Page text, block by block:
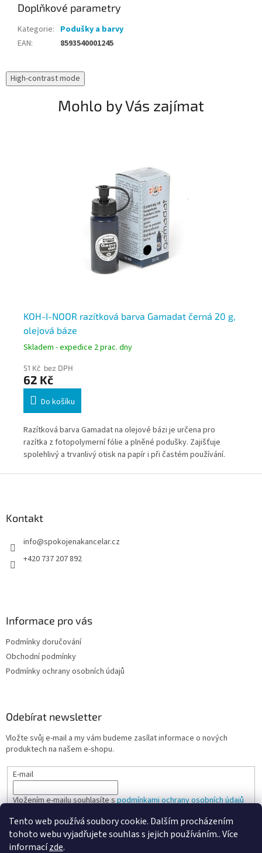
Tento web používá soubory cookie. Dalším procházením
tohoto webu vyjadřujete souhlas s jejich používáním.. Více
informacízde.
Doplňkové parametry
Kategorie: Podušky a barvy
EAN: 8593540001245
High-contrast mode
Mohlo by Vás zajímat
KOH-I-NOOR razítková barva Gamadat černá 20 g,
olejová báze
Skladem - expedice 2 prac. dny
51 Kč bez DPH
62 Kč
Do košíku
Razítková barva Gamadat na olejové bázi je určena pro
razítka z fotopolymerní fólie a plněné podušky. Zajišťuje
spolehlivý a trvanlivý otisk na papír i při častém používání.
Kontakt
info@spokojenakancelar.cz
+420 737 207 892
Informace pro vás
Podmínky doručování
Obchodní podmínky
Podmínky ochrany osobních údajů
Odebírat newsletter
Vložte svůj e-mail a my vám budeme zasílat informace o nových
produktech na našem e-shopu.
E-mail
Vložením e-mailu souhlasíte spodmínkami ochrany osobních údajů
PŘIHLÁSIT SE